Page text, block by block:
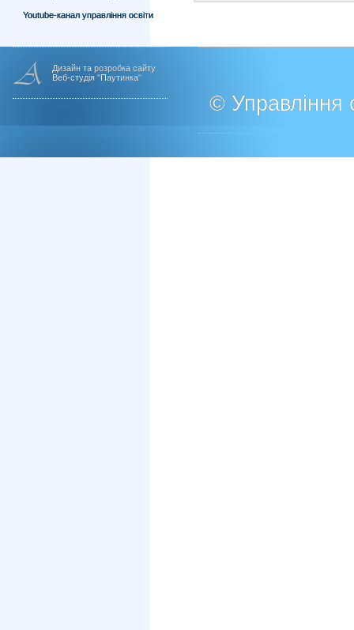
Youtube-канал управління освіти
Дизайн та розробка сайту
Веб-студія "Паутинка"
© Управління